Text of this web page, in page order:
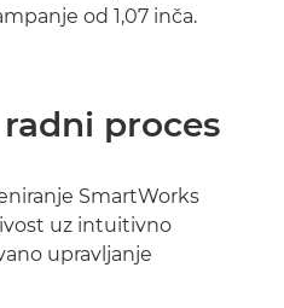
od 1,07 inča.
proces
SmartWorks
uz intuitivno
upravljanje